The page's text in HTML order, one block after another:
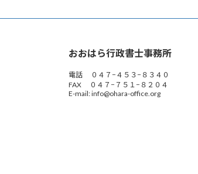
おおはら行政書士事務所
電話 ０４７−４５３−８３４０
FAX ０４７−７５１−８２０４
E-mail: info@ohara-office.org